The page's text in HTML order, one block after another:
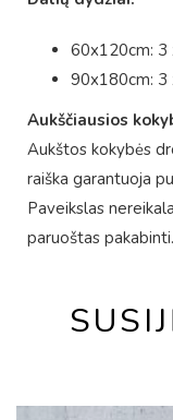
60x120cm: 3
90x180cm: 3
Aukščiausios
Aukštos kokybės
raiška garantuoja
Paveikslas
paruoštas pakabinti.